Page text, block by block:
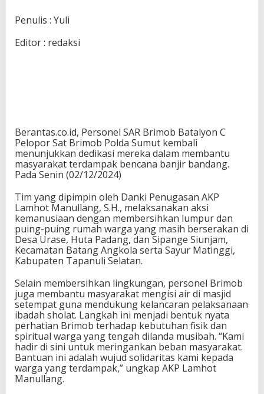
Penulis : Yuli
Editor : redaksi
Berantas.co.id, Personel SAR Brimob Batalyon C
Pelopor Sat Brimob Polda Sumut kembali
menunjukkan dedikasi mereka dalam membantu
masyarakat terdampak bencana banjir bandang.
Pada Senin (02/12/2024)
Tim yang dipimpin oleh Danki Penugasan AKP
Lamhot Manullang, S.H., melaksanakan aksi
kemanusiaan dengan membersihkan lumpur dan
puing-puing rumah warga yang masih berserakan di
Desa Urase, Huta Padang, dan Sipange Siunjam,
Kecamatan Batang Angkola serta Sayur Matinggi,
Kabupaten Tapanuli Selatan.
Selain membersihkan lingkungan, personel Brimob
juga membantu masyarakat mengisi air di masjid
setempat guna mendukung kelancaran pelaksanaan
ibadah sholat. Langkah ini menjadi bentuk nyata
perhatian Brimob terhadap kebutuhan fisik dan
spiritual warga yang tengah dilanda musibah. “Kami
hadir di sini untuk meringankan beban masyarakat.
Bantuan ini adalah wujud solidaritas kami kepada
warga yang terdampak,” ungkap AKP Lamhot
Manullang.